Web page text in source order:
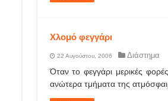
Χλομό φεγγάρι
22 Αυγούστου, 2006 Διάστημα
Όταν το φεγγάρι μερικές
ανώτερα τμήματα της